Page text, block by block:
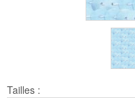
Tailles :